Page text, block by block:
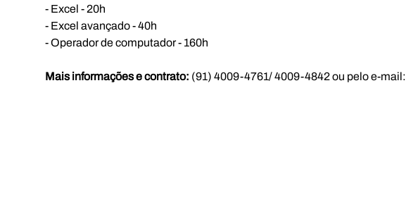
- Excel - 20h
- Excel avançado - 40h
- Operador de computador - 160h
Mais informações e contrato: (91) 4009-4761/ 4009-4842 ou pelo e-mail: